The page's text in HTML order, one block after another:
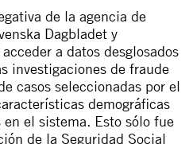
de la agencia de
Dagbladet y
a datos desglosados
investigaciones de fraude
casos seleccionadas por el
demográficas
el sistema. Esto sólo fue
de la Seguridad Social